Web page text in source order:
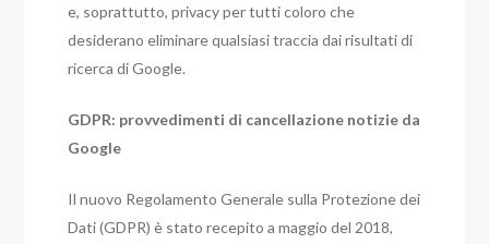
e, soprattutto, privacy per tutti coloro che
desiderano eliminare qualsiasi traccia dai risultati di
ricerca di Google.
GDPR: provvedimenti di cancellazione notizie da
Google
Il nuovo Regolamento Generale sulla Protezione dei
Dati (GDPR) è stato recepito a maggio del 2018,